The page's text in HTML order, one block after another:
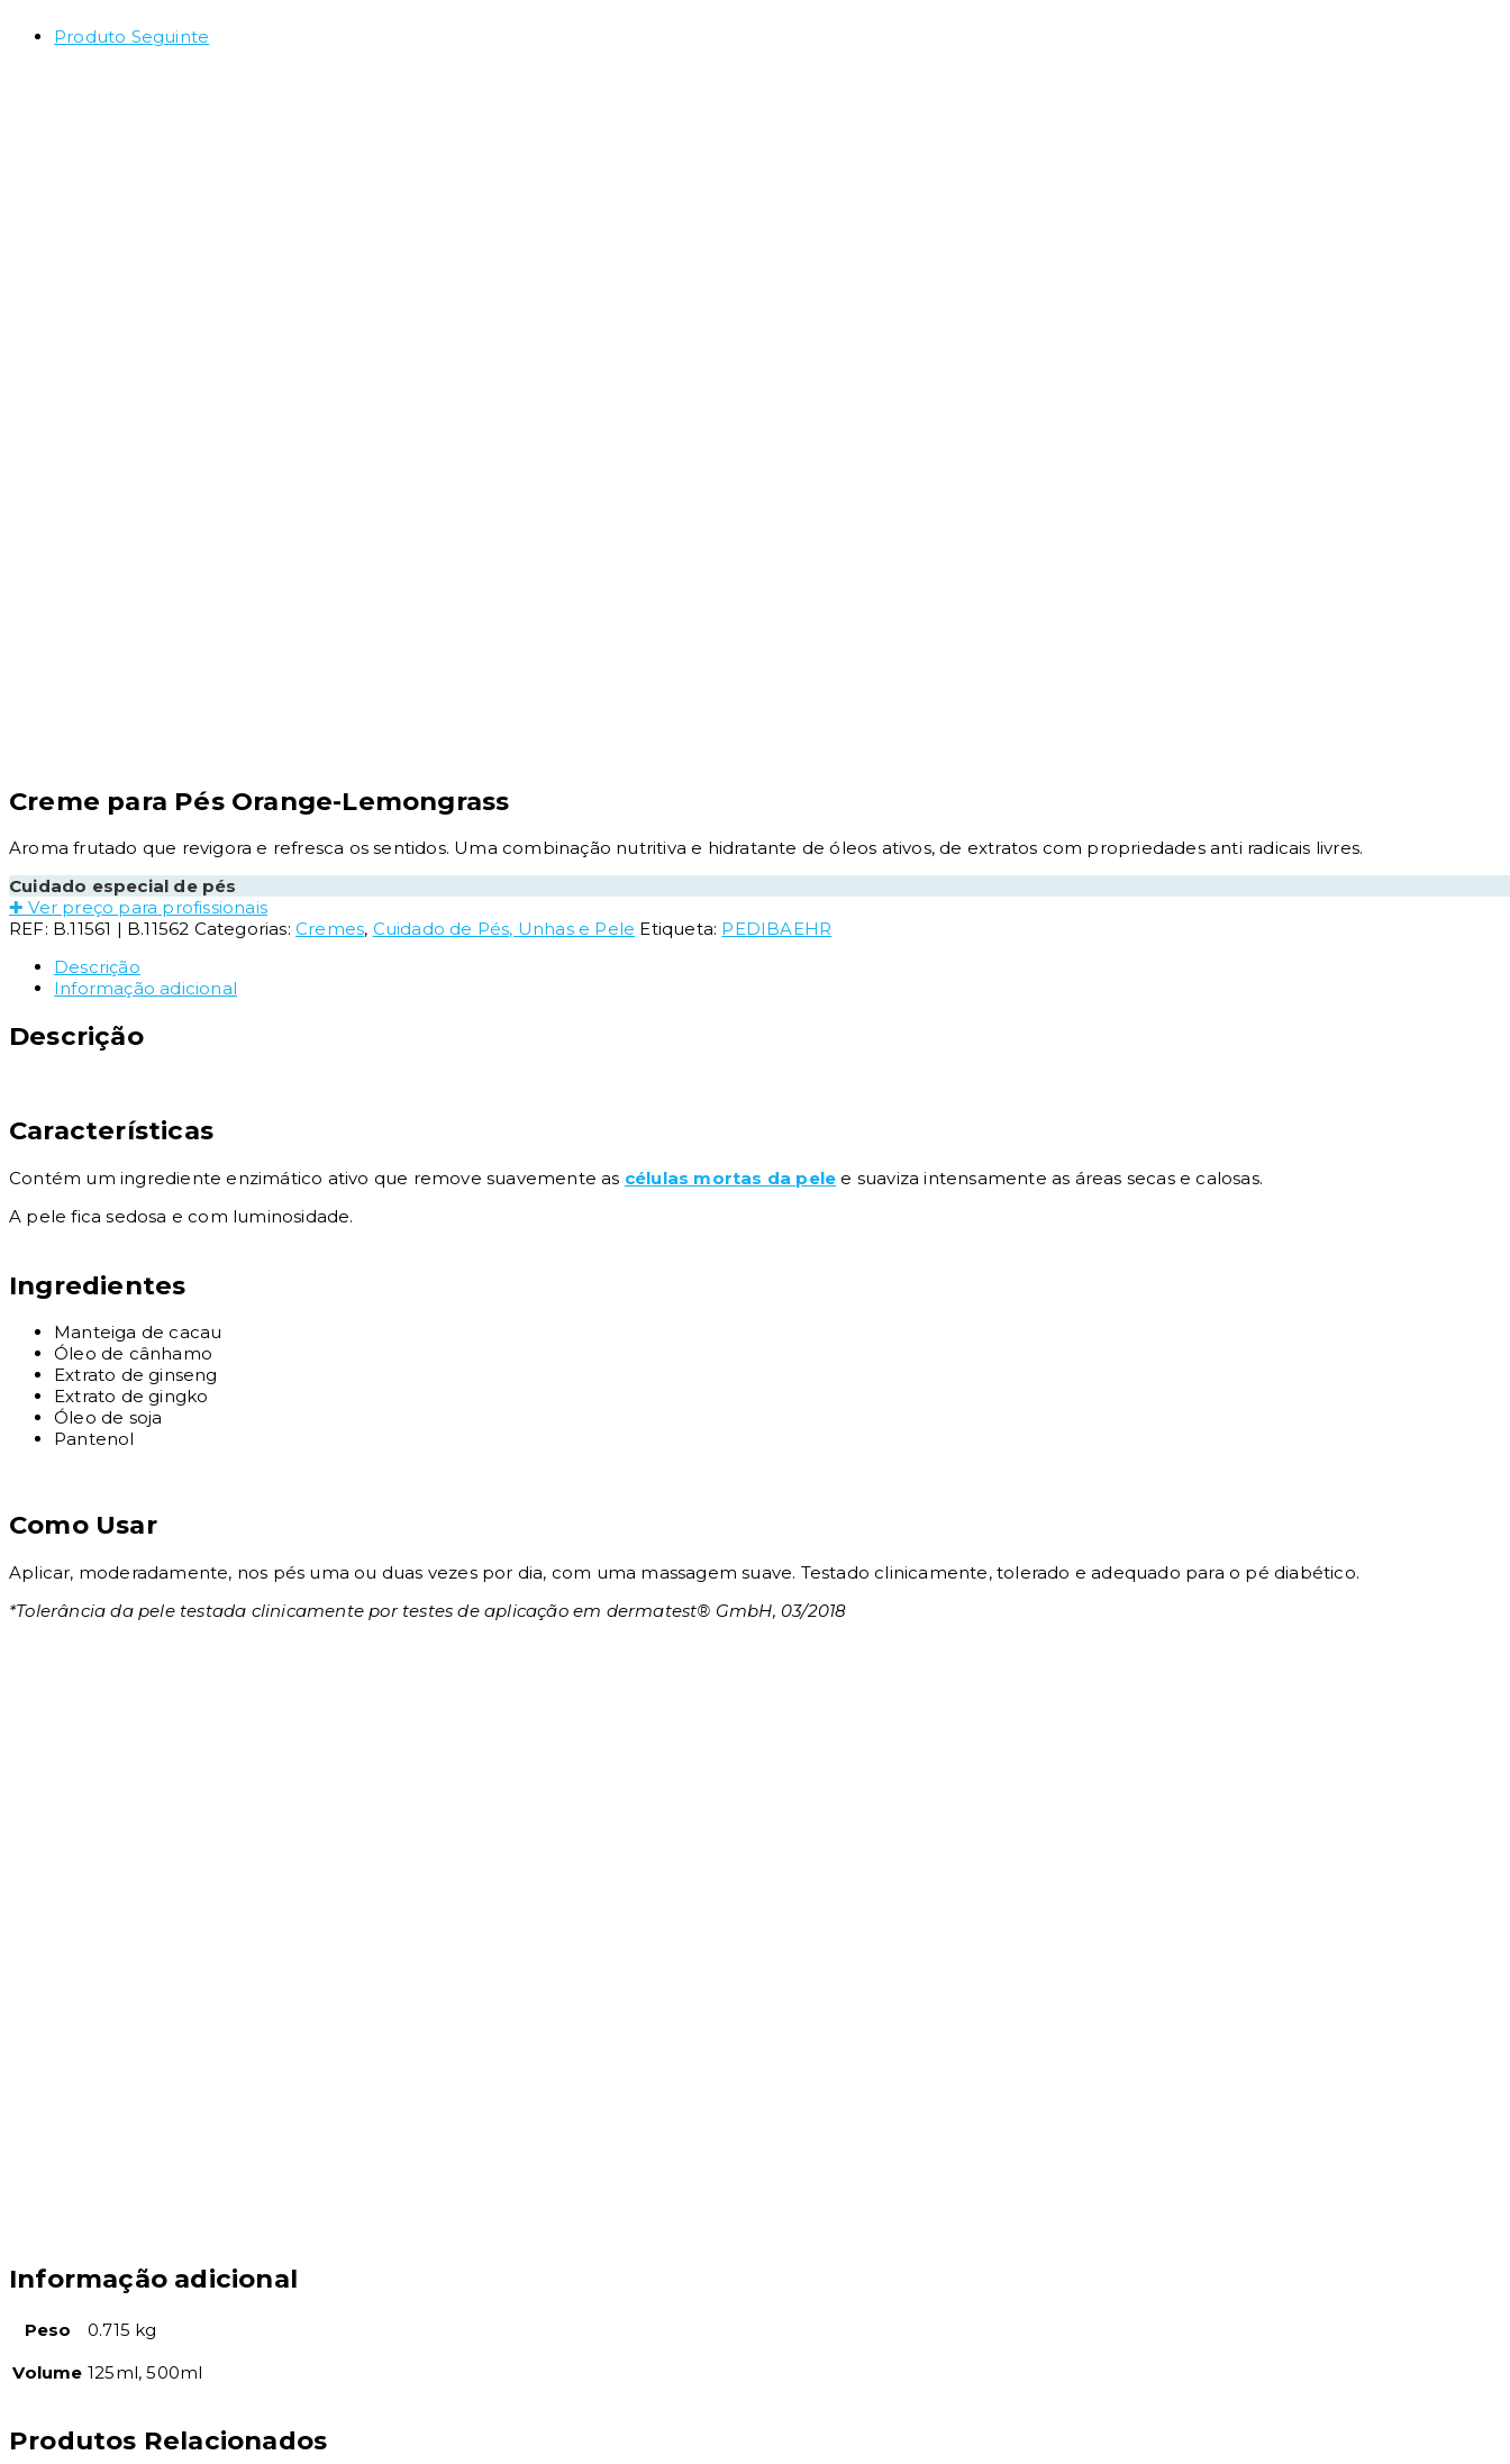
Produto Seguinte
Creme para Pés Orange-Lemongrass
Aroma frutado que revigora e refresca os sentidos. Uma combinação nutritiva e hidratante de óleos ativos, de extratos com propriedades anti radicais livres.
Cuidado especial de pés
✚ Ver preço para profissionais
REF: B.11561 | B.11562 Categorias:Cremes, Cuidado de Pés, Unhas e Pele Etiqueta: PEDIBAEHR
Descrição
Informação adicional
Descrição
Características
Contém um ingrediente enzimático ativo que remove suavemente as células mortas da pele e suaviza intensamente as áreas secas e calosas.
A pele fica sedosa e com luminosidade.
Ingredientes
Manteiga de cacau
Óleo de cânhamo
Extrato de ginseng
Extrato de gingko
Óleo de soja
Pantenol
Como Usar
Aplicar, moderadamente, nos pés uma ou duas vezes por dia, com uma massagem suave. Testado clinicamente, tolerado e adequado para o pé diabético.
*Tolerância da pele testada clinicamente por testes de aplicação em dermatest® GmbH, 03/2018
Informação adicional
Peso
0.715 kg
Volume 125ml, 500ml
Produtos Relacionados